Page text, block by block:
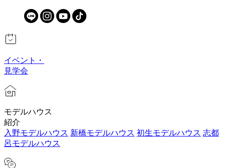
イベント・
見学会
モデルハウス
紹介
入野モデルハウス 新橋モデルハウス 初生モデルハウス 志都
呂モデルハウス